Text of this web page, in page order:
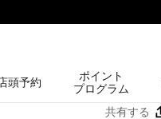
頭予約
ポイント
プログラム
共有する